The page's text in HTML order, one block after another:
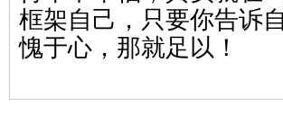
框架自己，只要你告诉
愧于心，那就足以！